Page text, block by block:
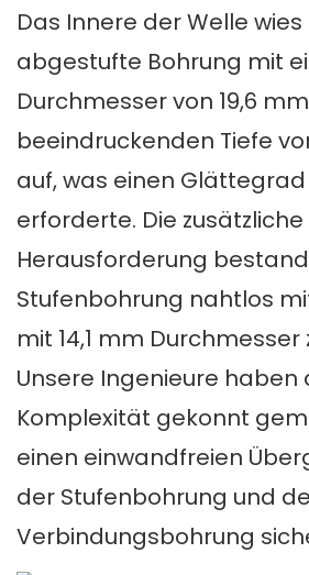
Das Innere der Welle wies
abgestufte Bohrung mit
Durchmesser von 19,6
beeindruckenden Tiefe
auf, was einen Glättegrad
erforderte. Die zusätzliche
Herausforderung
Stufenbohrung nahtlos
mit 14,1 mm Durchmesser
Unsere Ingenieure haben
Komplexität gekonnt
einen einwandfreien
der Stufenbohrung und
Verbindungsbohrung